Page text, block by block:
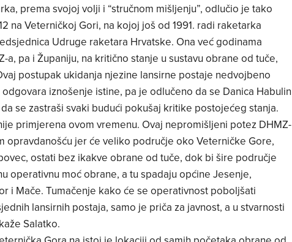
prema svojoj volji i “stručnom mišljenju”, odlučio je tako
na Veterničkoj Gori, na kojoj još od 1991. radi raketarka
Udruge raketara Hrvatske. Ona već godinama
a, pa i Županiju, na kritično stanje u sustavu obrane od tuče,
postupak ukidanja njezine lansirne postaje nedvojbeno
iznošenje istine, pa je odlučeno da se Danica Habulin
se zastraši svaki budući pokušaj kritike postojećeg stanja.
primjerena ovom vremenu. Ovaj nepromišljeni potez DHMZ-
opravdanošću jer će veliko područje oko Veterničke Gore,
ostati bez ikakve obrane od tuče, dok bi šire područje
operativnu moć obrane, a tu spadaju općine Jesenje,
i Mače. Tumačenje kako će se operativnost poboljšati
lansirnih postaja, samo je priča za javnost, a u stvarnosti
Salatko.